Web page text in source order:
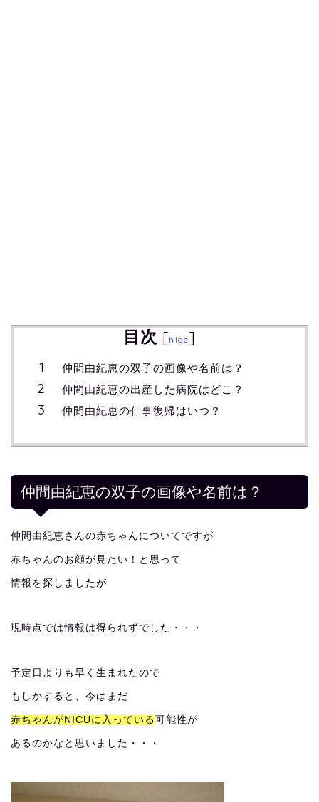
目次 [hide]
仲間由紀恵の双子の画像や名前は？
仲間由紀恵の出産した病院はどこ？
仲間由紀恵の仕事復帰はいつ？
仲間由紀恵の双子の画像や名前は？
仲間由紀恵さんの赤ちゃんについてですが
赤ちゃんのお顔が見たい！と思って
情報を探しましたが
現時点では情報は得られずでした・・・
予定日よりも早く生まれたので
もしかすると、今はまだ
赤ちゃんがNICUに入っている可能性が
あるのかなと思いました・・・